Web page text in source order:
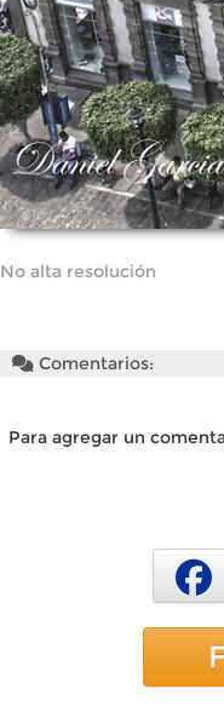
No alta resolución
Comentarios:
Para agregar un